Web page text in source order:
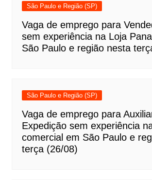
São Paulo e Região (SP)
Vaga de emprego para
sem experiência na Loja
São Paulo e região nesta
São Paulo e Região (SP)
Vaga de emprego para
Expedição sem experiência
comercial em São Paulo e
terça (26/08)